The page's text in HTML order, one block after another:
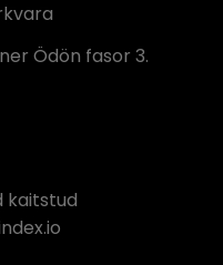
Ödön fasor 3.
kaitstud